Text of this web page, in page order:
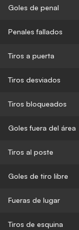
Goles de penal
Penales fallados
Tiros a puerta
Tiros desviados
Tiros bloqueados
Goles fuera del área
Tiros al poste
Goles de tiro libre
Fueras de lugar
Tiros de esquina